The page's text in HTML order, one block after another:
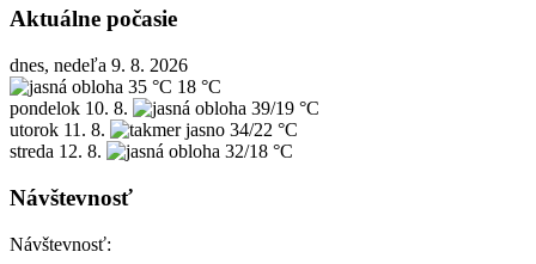
Aktuálne počasie
dnes, nedeľa 9. 8. 2026
35 °C 18 °C
pondelok 10. 8.
39/19 °C
utorok 11. 8.
34/22 °C
streda 12. 8. 32/18 °C
Návštevnosť
Návštevnosť: